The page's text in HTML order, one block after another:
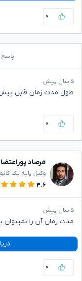
۰
پاسخ
۵ سال پیش
طول مدت زمان قابل
۰
مرصاد
وکیل پایه یک
۴.۶
۵ سال پیش
مدت زمان آن را
۰